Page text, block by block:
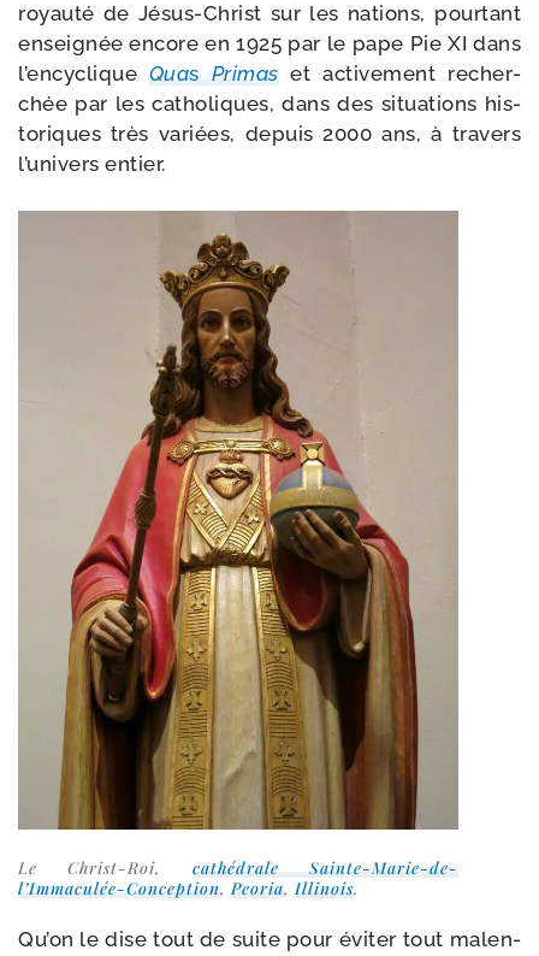
royau­té de Jésus-​Christ sur les nations, pour­tant
ensei­gnée encore en 1925 par le pape Pie XI dans
l’encyclique QuasPrimaset acti­ve­ment recher­
chée par les catho­liques, dans des situa­tions his­
to­riques très variées, depuis 2000 ans, à tra­vers
l’univers entier.
Le Christ-​Roi, cathé­drale Sainte-​Marie-​de-​
l’Immaculée-​Conception, Peoria, Illinois.
Qu’on le dise tout de suite pour évi­ter tout mal­en­